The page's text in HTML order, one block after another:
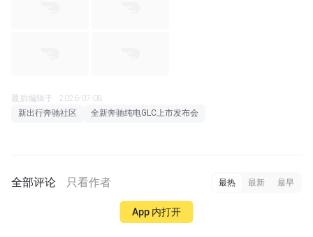
最后编辑于 · 2026-07-08
新出行奔驰社区
全新奔驰纯电GLC上市发布会
全部评论 只看作者 最热 最新 最早
App 内打开